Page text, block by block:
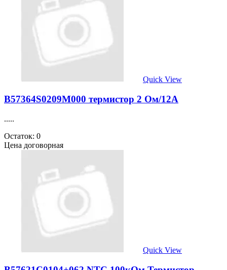
Quick View
B57364S0209M000 термистор 2 Ом/12А
.....
Остаток: 0
Цена договорная
Quick View